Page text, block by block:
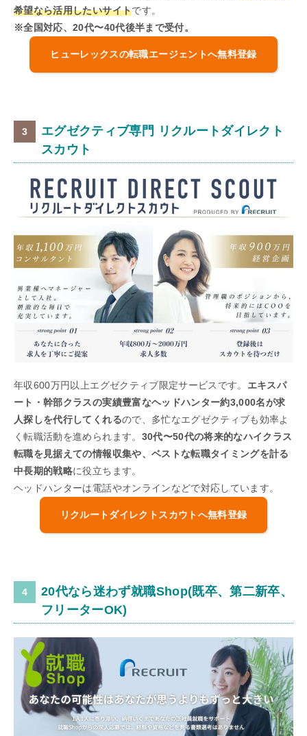
希望なら活用したいサイトです。
※全国対応、20代〜40代後半まで受付。
ヒューレックスの転職エージェントへ無料登録
エグゼクティブ専門 リクルートダイレクト
スカウト
年収600万円以上エグゼクティブ限定サービスです。 エキスパ
ート・幹部クラスの実績豊富なヘッドハンター約3,000名が求
人探しを代行してくれるので、多忙なエグゼクティブも効率よ
く転職活動を進められます。 30代〜50代の将来的なハイクラス
転職を見据えての情報収集や、ベストな転職タイミングを計る
中長期的戦略に役立ちます。
ヘッドハンターは電話やオンラインなどで対応しています。
リクルートダイレクトスカウトへ無料登録
20代なら迷わず就職Shop(既卒、第二新卒、
フリーターOK)